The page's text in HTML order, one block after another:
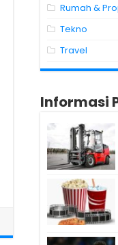
Rumah &
Tekno
Travel
Informasi